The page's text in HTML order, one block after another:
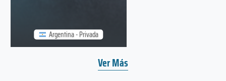
Argentina - Privada
Ver Más